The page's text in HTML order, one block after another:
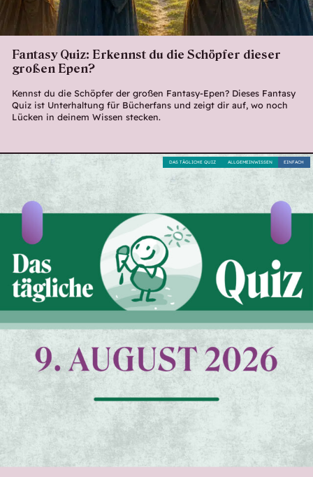
Fantasy Quiz: Erkennst du die Schöpfer dieser
großen Epen?
Kennst du die Schöpfer der großen Fantasy-Epen? Dieses Fantasy
Quiz ist Unterhaltung für Bücherfans und zeigt dir auf, wo noch
Lücken in deinem Wissen stecken.
EINFACH
ALLGEMEINWISSEN
DAS TÄGLICHE QUIZ